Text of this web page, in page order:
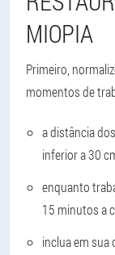
MIOPIA
Primeiro,
momentos de
a distância
inferior a 30
enquanto
15 minutos a
inclua em sua